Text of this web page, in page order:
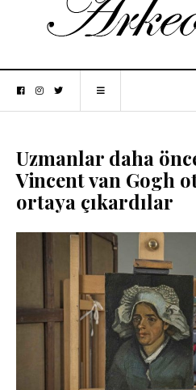
Uzmanlar daha
Vincent van Gogh
ortaya çıkardılar